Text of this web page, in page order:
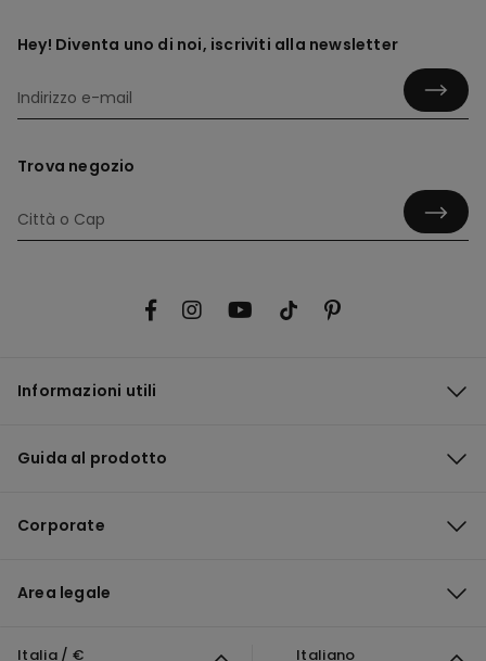
Hey! Diventa uno di noi, iscriviti alla newsletter
Trova negozio
Informazioni utili
Guida al prodotto
Corporate
Area legale
Italia / € Italiano